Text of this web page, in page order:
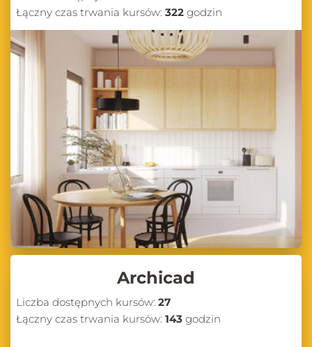
Łączny czas trwania kursów: 322 godzin
Archicad
Liczba dostępnych kursów: 27
Łączny czas trwania kursów: 143 godzin